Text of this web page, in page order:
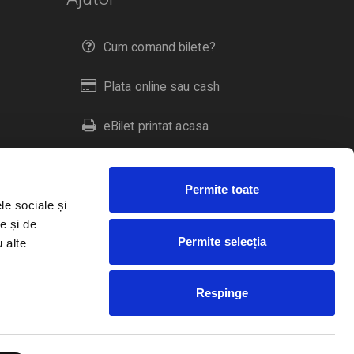
sociale și
și de
alte
Permite toate
Permite selecția
Respinge
Cum comand bilete?
Plata online sau cash
eBilet printat acasa
Livrare prin curier
Duplicare bilete